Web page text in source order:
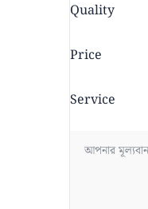
Quality
Price
Service